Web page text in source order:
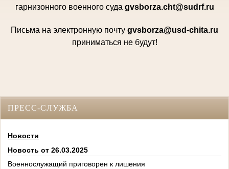
гарнизонного военного суда gvsborza.cht@sudrf.ru
Письма на электронную почту gvsborza@usd-chita.ru
приниматься не будут!
ПРЕСС-СЛУЖБА
Новости
Новость от 26.03.2025
Военнослужащий приговорен к лишения